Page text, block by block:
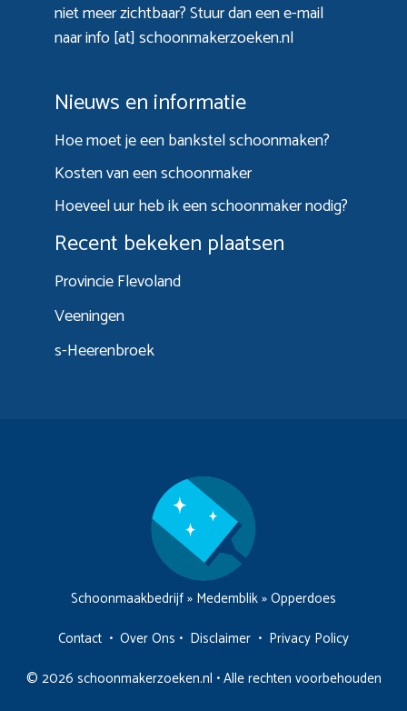
niet meer zichtbaar? Stuur dan een e-mail
naar info [at] schoonmakerzoeken.nl
Nieuws en informatie
Hoe moet je een bankstel schoonmaken?
Kosten van een schoonmaker
Hoeveel uur heb ik een schoonmaker nodig?
Recent bekeken plaatsen
Provincie Flevoland
Veeningen
s-Heerenbroek
Schoonmaakbedrijf» Medemblik»Opperdoes
Contact • Over Ons • Disclaimer • Privacy Policy
© 2026 schoonmakerzoeken.nl • Alle rechten voorbehouden